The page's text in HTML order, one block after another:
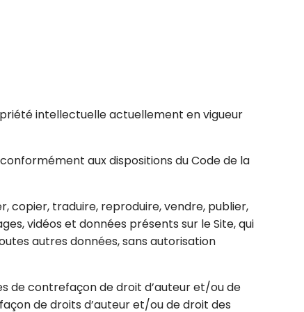
intellectuelle actuellement en vigueur
aux dispositions du Code de la
copier, traduire, reproduire, vendre, publier,
vidéos et données présents sur le Site, qui
autres données, sans autorisation
de contrefaçon de droit d’auteur et/ou de
de droits d’auteur et/ou de droit des